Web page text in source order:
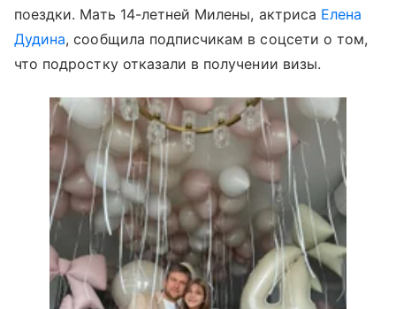
поездки. Мать 14-летней Милены, актриса Елена
Дудина, сообщила подписчикам в соцсети о том,
что подростку отказали в получении визы.